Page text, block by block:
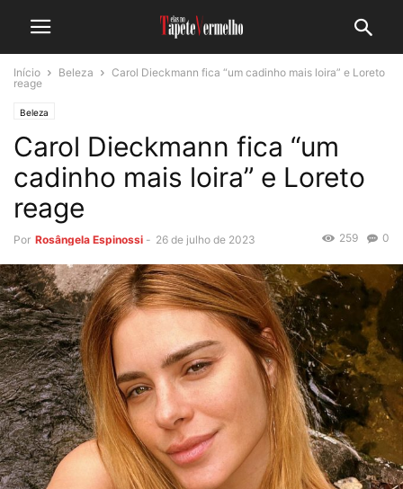
Início Beleza
Carol Dieckmann fica “um cadinho mais loira” e Loreto
reage
Beleza
Carol Dieckmann fica “um
cadinho mais loira” e Loreto
reage
Por Rosângela Espinossi - 26 de julho de 2023 0
259